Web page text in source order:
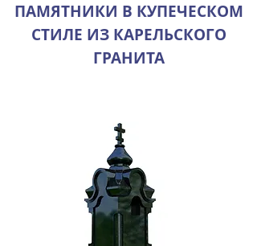
ПАМЯТНИКИ В КУПЕЧЕСКОМ
СТИЛЕ ИЗ КАРЕЛЬСКОГО
ГРАНИТА